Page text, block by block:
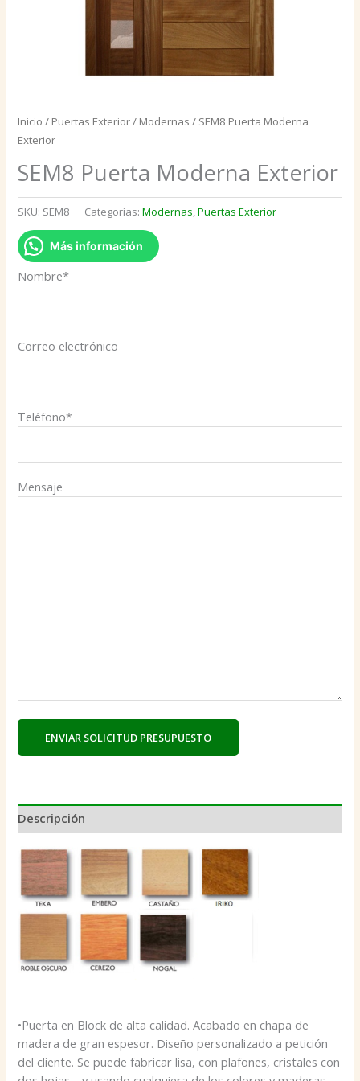
Inicio / Puertas Exterior/ Modernas / SEM8 Puerta Moderna
Exterior
SEM8 Puerta Moderna Exterior
SKU: SEM8 Categorías:Modernas,Puertas Exterior
Más información
Nombre*
Correo electrónico
Teléfono*
Mensaje
Descripción
•Puerta en Block de alta calidad. Acabado en chapa de
madera de gran espesor. Diseño personalizado a petición
del cliente. Se puede fabricar lisa, con plafones, cristales con